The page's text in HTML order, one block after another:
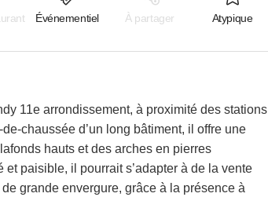
Événementiel À partager Atypique
11e arrondissement, à proximité des stations
chaussée d’un long bâtiment, il offre une
hauts et des arches en pierres
paisible, il pourrait s’adapter à de la vente
grande envergure, grâce à la présence à